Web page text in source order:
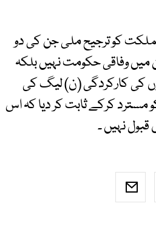
کو ترجیح ملی جن کی دو
میں وفاقی حکومت نہیں بلکہ
کی کارکردگی (ن) لیگ کی
کرکے ثابت کر دیا کہ اس
نہیں ۔